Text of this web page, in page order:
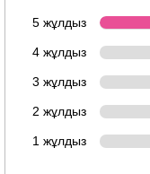
5 жұлдыз
4 жұлдыз
3 жұлдыз
2 жұлдыз
1 жұлдыз